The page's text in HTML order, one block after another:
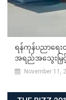
ရန်ကုန်ပညာရေး
အရည်အသွေးမြှ
November 11,